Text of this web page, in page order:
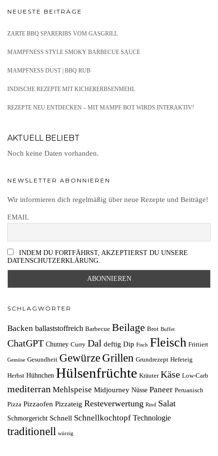
NEUESTE BEITRÄGE
ZARTE BBQ SPARERIBS VOM GASGRILL
MAMPFNESS STYLE SMOKY BARBECUE SAUCE
MAMPFNESS DUST | BBQ RUB
INDISCHE REZEPTE MIT KICHERERBSENMEHL
REZEPTE NEU ENTDECKEN – MIT MAMPF BOT WIRDS INTERAKTIV!
AKTUELL BELIEBT
Noch keine Daten vorhanden.
NEWSLETTER ABONNIEREN
Wir informieren dich regelmäßig über neue Rezepte und Beiträge!
EMAIL
INDEM DU FORTFÄHRST, AKZEPTIERST DU UNSERE
DATENSCHUTZERKLÄRUNG.
SCHLAGWÖRTER
Backen ballaststoffreich Barbecue Beilage Brot Buffet
ChatGPT Chutney Curry Dal deftig Dip Fisch Fleisch Frittiert
Gemüse Gesundheit Gewürze Grillen Grundrezept Hefeteig
Herbst Hühnchen Hülsenfrüchte Kräuter Käse Low-Carb
mediterran Mehlspeise Midjourney Nüsse Paneer Peruanisch
Pizza Pizzaofen Pizzateig Resteverwertung Rind Salat
Schmorgericht Schnell Schnellkochtopf Technologie
traditionell würzig